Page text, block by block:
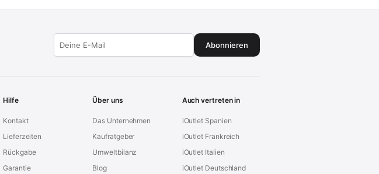
Abonnieren
Hilfe
Kontakt
Lieferzeiten
Rückgabe
Garantie
Über uns
Das Unternehmen
Kaufratgeber
Umweltbilanz
Blog
Auch vertreten in
iOutlet Spanien
iOutlet Frankreich
iOutlet Italien
iOutlet Deutschland